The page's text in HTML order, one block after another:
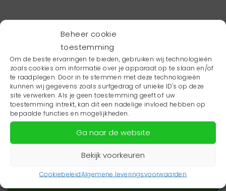
Beheer cookie
toestemming
Om de beste ervaringen te bieden, gebruiken wij technologieën
zoals cookies om informatie over je apparaat op te slaan en/of
te raadplegen. Door in te stemmen met deze technologieën
kunnen wij gegevens zoals surfgedrag of unieke ID's op deze
site verwerken. Als je geen toestemming geeft of uw
toestemming intrekt, kan dit een nadelige invloed hebben op
bepaalde functies en mogelijkheden.
Ga naar de website
Bekijk voorkeuren
CookiebeleidAlgemene leveringsvoorwaarden
Wil je niets missen?
Wil je op de hoogte blijven van het laatste
zorgnieuws in jouw regio? Schrijf je dan in voor
onze nieuwsbrief.